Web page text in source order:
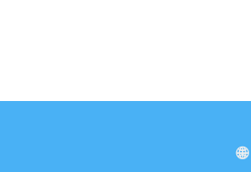
🌐